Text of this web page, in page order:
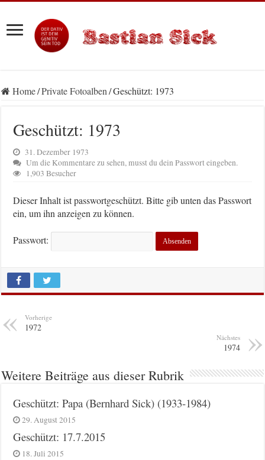
Home/Private Fotoalben/Geschützt: 1973
Geschützt: 1973
31. Dezember 1973
Um die Kommentare zu sehen, musst du dein Passwort eingeben.
1,903 Besucher
Dieser Inhalt ist passwortgeschützt. Bitte gib unten das Passwort
ein, um ihn anzeigen zu können.
Passwort:
Vorherige
1972
Nächstes
1974
Weitere Beiträge aus dieser Rubrik
Geschützt: Papa (Bernhard Sick) (1933-1984)
29. August 2015
Geschützt: 17.7.2015
18. Juli 2015